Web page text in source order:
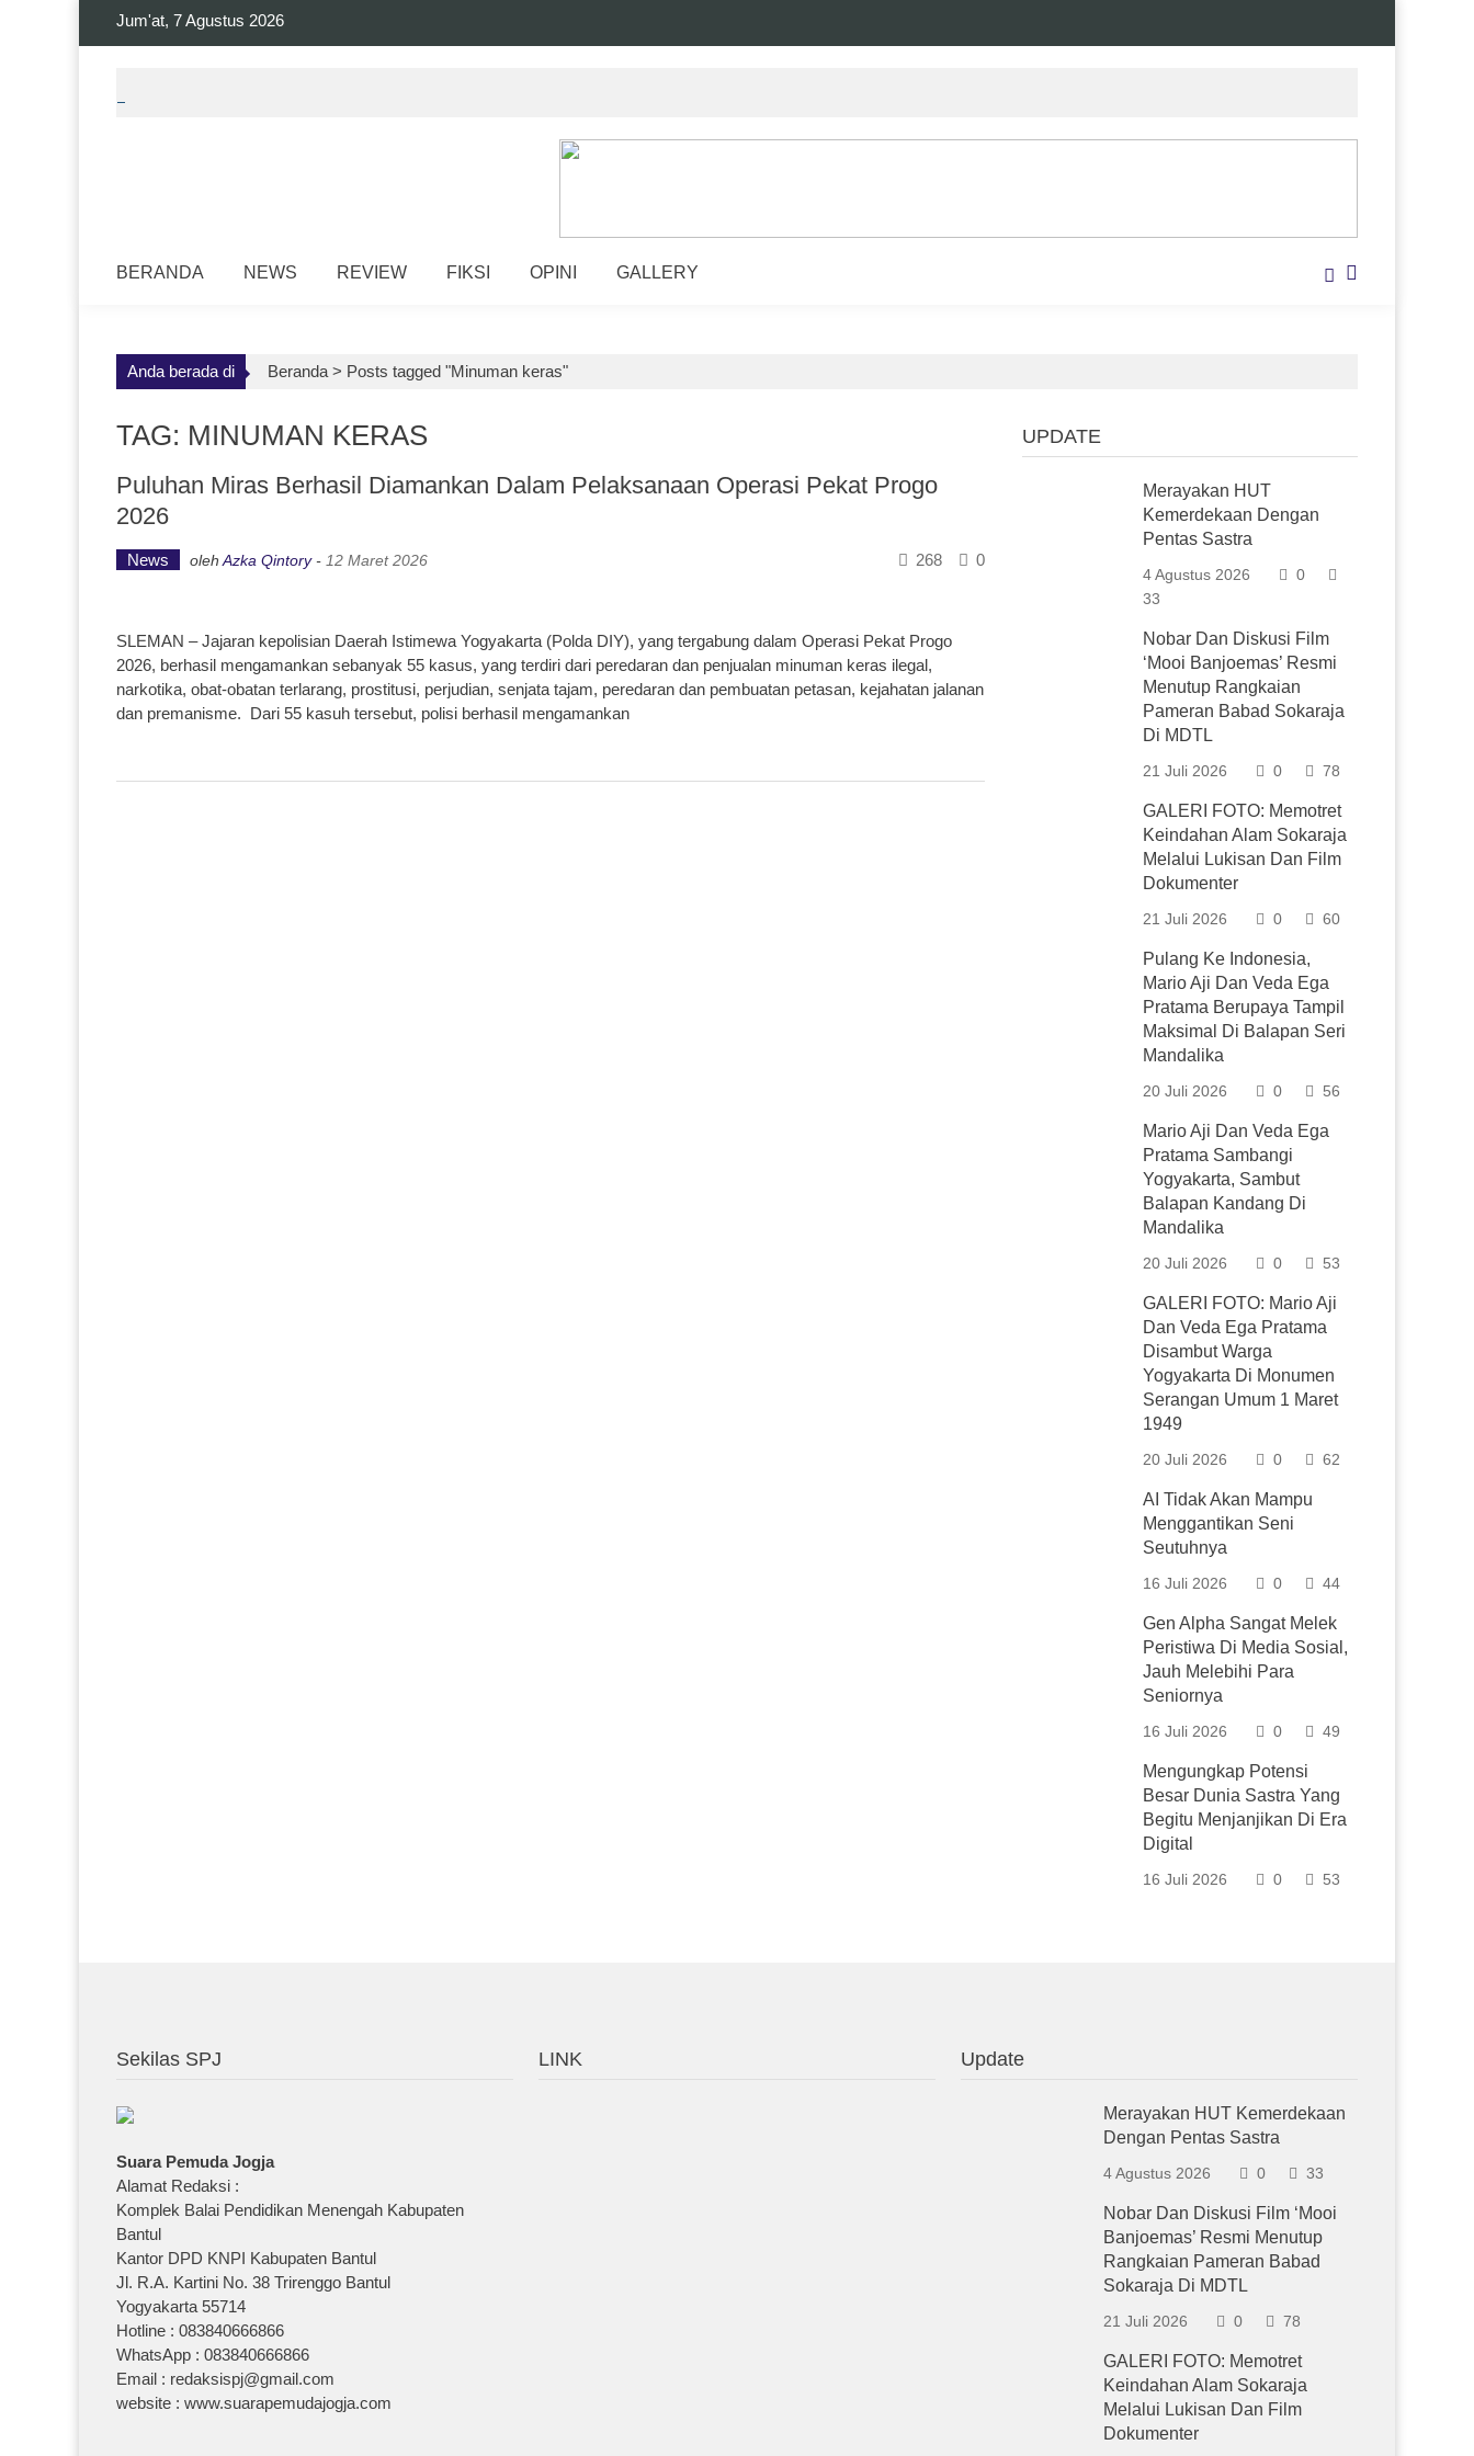
Jum'at, 7 Agustus 2026
BERANDA NEWS REVIEW FIKSI OPINI GALLERY
Anda berada di Beranda > Posts tagged "Minuman keras"
TAG: MINUMAN KERAS
Puluhan Miras Berhasil Diamankan Dalam Pelaksanaan Operasi Pekat Progo
2026
News oleh Azka Qintory- 12 Maret 2026 0
268
SLEMAN – Jajaran kepolisian Daerah Istimewa Yogyakarta (Polda DIY), yang tergabung dalam Operasi Pekat Progo
2026, berhasil mengamankan sebanyak 55 kasus, yang terdiri dari peredaran dan penjualan minuman keras ilegal,
narkotika, obat-obatan terlarang, prostitusi, perjudian, senjata tajam, peredaran dan pembuatan petasan, kejahatan jalanan
dan premanisme. Dari 55 kasuh tersebut, polisi berhasil mengamankan
UPDATE
Merayakan HUT
Kemerdekaan Dengan
Pentas Sastra
4 Agustus 2026
0
33
Nobar Dan Diskusi Film
‘Mooi Banjoemas’ Resmi
Menutup Rangkaian
Pameran Babad Sokaraja
Di MDTL
21 Juli 2026 0 78
GALERI FOTO: Memotret
Keindahan Alam Sokaraja
Melalui Lukisan Dan Film
Dokumenter
21 Juli 2026 0 60
Pulang Ke Indonesia,
Mario Aji Dan Veda Ega
Pratama Berupaya Tampil
Maksimal Di Balapan Seri
Mandalika
20 Juli 2026 0 56
Mario Aji Dan Veda Ega
Pratama Sambangi
Yogyakarta, Sambut
Balapan Kandang Di
Mandalika
20 Juli 2026 0 53
GALERI FOTO: Mario Aji
Dan Veda Ega Pratama
Disambut Warga
Yogyakarta Di Monumen
Serangan Umum 1 Maret
1949
20 Juli 2026 0 62
AI Tidak Akan Mampu
Menggantikan Seni
Seutuhnya
16 Juli 2026 0 44
Gen Alpha Sangat Melek
Peristiwa Di Media Sosial,
Jauh Melebihi Para
Seniornya
16 Juli 2026 0 49
Mengungkap Potensi
Besar Dunia Sastra Yang
Begitu Menjanjikan Di Era
Digital
16 Juli 2026 0 53
Sekilas SPJ
Suara Pemuda Jogja
Alamat Redaksi :
Komplek Balai Pendidikan Menengah Kabupaten
Bantul
Kantor DPD KNPI Kabupaten Bantul
Jl. R.A. Kartini No. 38 Trirenggo Bantul
Yogyakarta 55714
Hotline : 083840666866
WhatsApp : 083840666866
Email : redaksispj@gmail.com
website : www.suarapemudajogja.com
LINK Update
Merayakan HUT Kemerdekaan
Dengan Pentas Sastra
4 Agustus 2026 0 33
Nobar Dan Diskusi Film ‘Mooi
Banjoemas’ Resmi Menutup
Rangkaian Pameran Babad
Sokaraja Di MDTL
21 Juli 2026 0 78
GALERI FOTO: Memotret
Keindahan Alam Sokaraja
Melalui Lukisan Dan Film
Dokumenter